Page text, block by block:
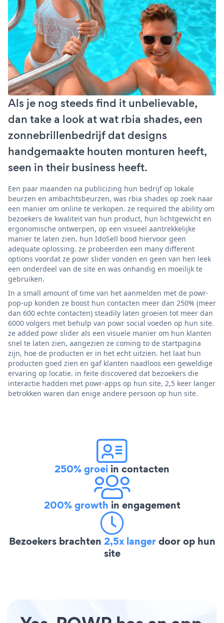
Als je nog steeds find it unbelievable,
dan take a look at wat rbia shades, een
zonnebrillenbedrijf dat designs
handgemaakte houten monturen heeft,
seen in their business heeft.
Een paar maanden na publicizing hun bedrijf op lokale
beurzen en ambachtsbeurzen, was rbia shades op zoek naar
een manier om online te verkopen. ze required the ability om
bezoekers de kwaliteit van hun product, hun lichtgewicht en
ergonomische ontwerpen, op een visueel aantrekkelijke
manier te laten zien. hun IdoSell bood hiervoor geen
adequate oplossing. ze probeerden een many different
options voordat ze powr slider vonden en geen van hen leek
een onderdeel van de site en was onhandig en moeilijk te
gebruiken.
In a small amount of time van het aanmelden met de powr-
pop-up konden ze boost hun contacten meer dan 250% (meer
dan 600 echte contacten) steadily laten groeien tot meer dan
6000 volgers met behulp van powr social voeden op hun site.
ze added powr slider als een visuele manier om hun klanten
snel te laten zien, aangezien ze coming to de startpagina
zijn, hoe de producten er in het echt uitzien. het laat hun
producten goed zien en gaf klanten naadloos een geweldige
ervaring op locatie. in feite discovered dat bezoekers die
interactie hadden met powr-apps op hun site, 2,5 keer langer
betrokken waren dan enige andere persoon op hun site.
250% groei in contacten
200% growth in engagement
Bezoekers brachten 2,5x langerdoor op hun
site